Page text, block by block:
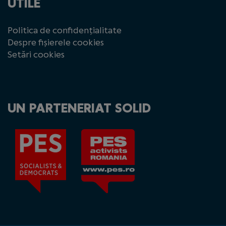
UTILE
Politica de confidențialitate
Despre fișierele cookies
Setări cookies
UN PARTENERIAT SOLID